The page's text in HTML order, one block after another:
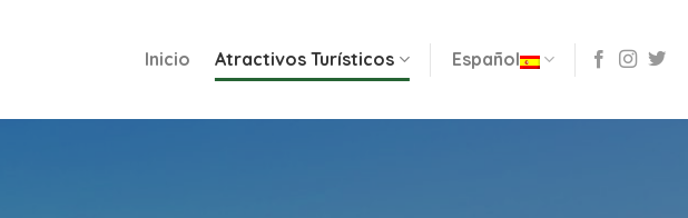
Inicio Atractivos Turísticos Español